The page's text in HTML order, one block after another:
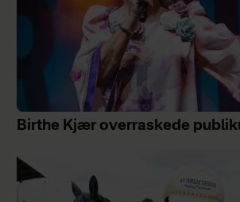
Birthe Kjær overraskede